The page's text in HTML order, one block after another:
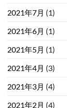
2021年7月 (1)
2021年6月 (1)
2021年5月 (1)
2021年4月 (3)
2021年3月 (4)
2021年2月 (4)